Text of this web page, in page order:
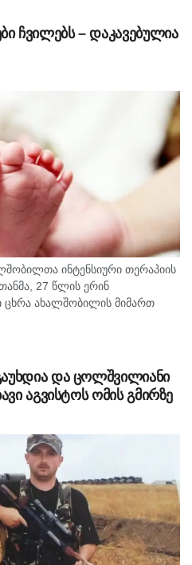
ჩვილებს – დაკავებულია
ინტენსიური თერაპიის
27 წლის ერინ
ცხრა ახალშობილის მიმართ
დანაშაული არ უარყო. საქმე
სამედიცინო სკანდალად
და ცოლშვილიანი
აგვისტოს ომის გმირზე